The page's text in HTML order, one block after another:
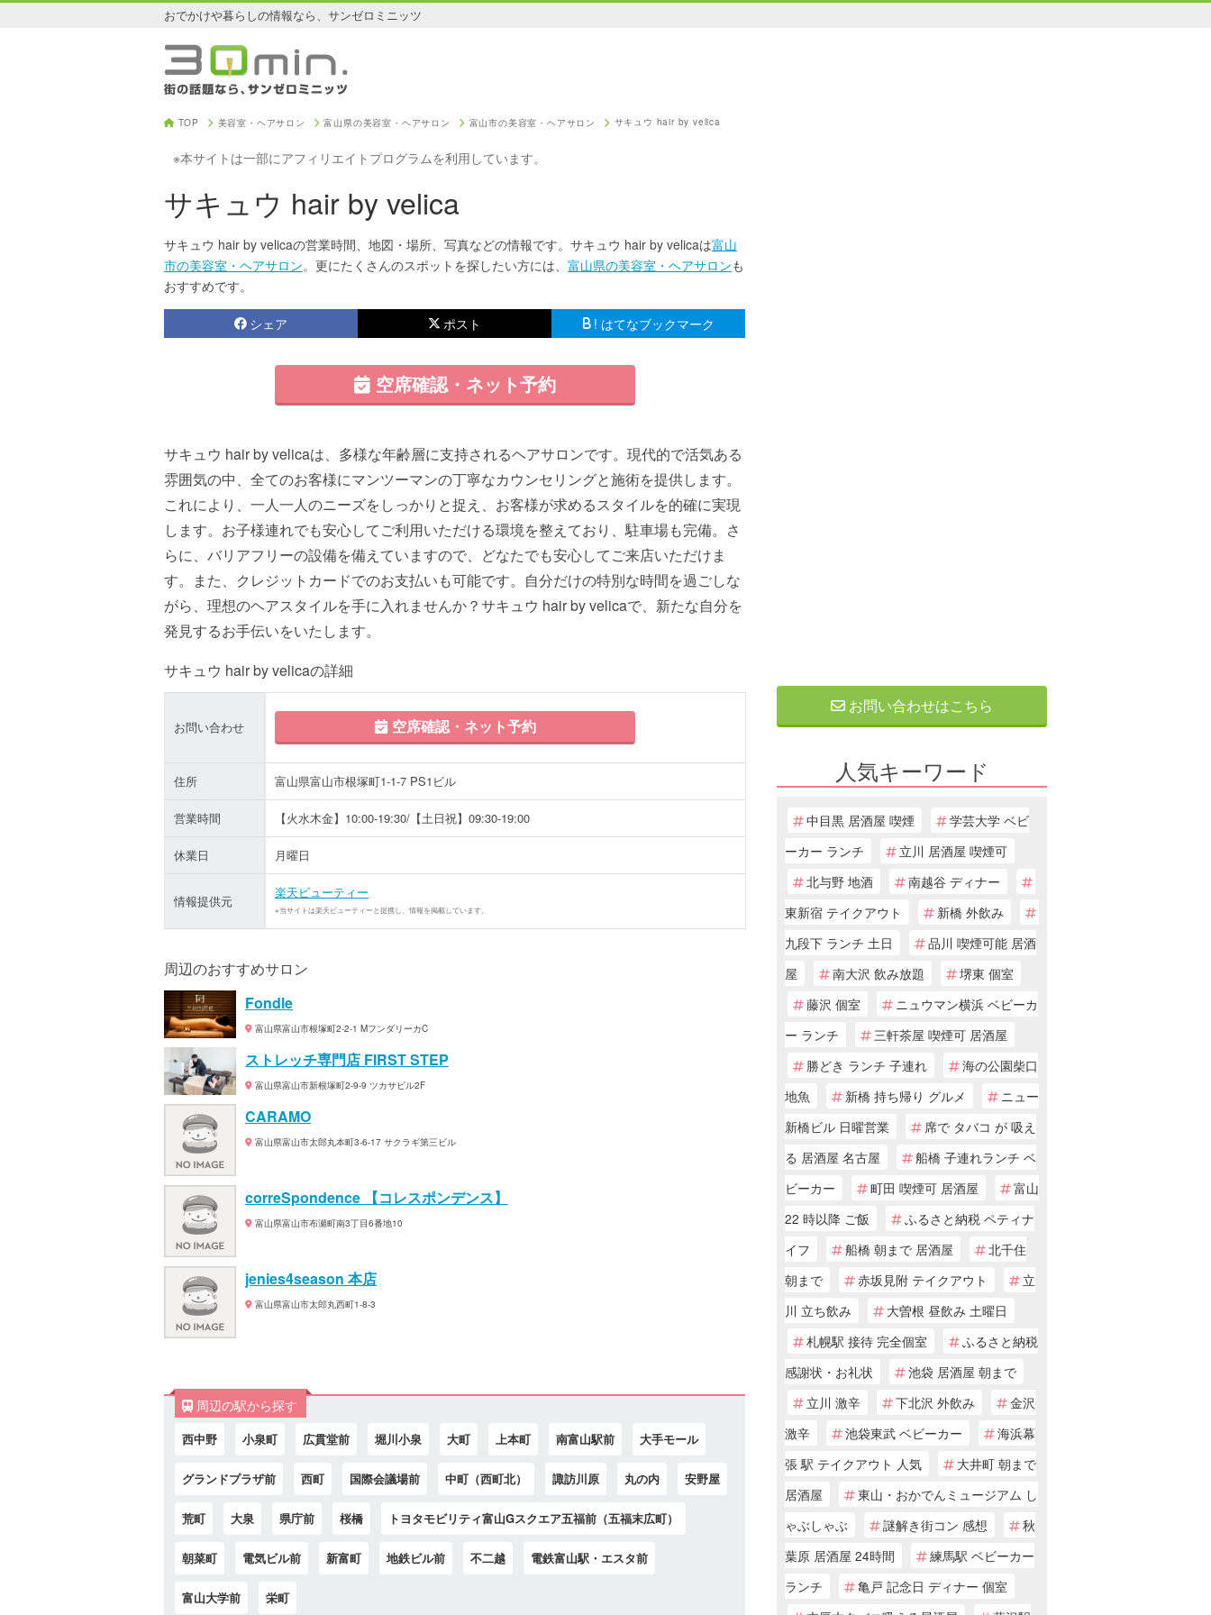
おでかけや暮らしの情報なら、サンゼロミニッツ
TOP 美容室・ヘアサロン 富山県の美容室・ヘアサロン 富山市の美容室・ヘアサロン サキュウ hair by velica
※本サイトは一部にアフィリエイトプログラムを利用しています。
サキュウ hair by velica
サキュウ hair by velicaの営業時間、地図・場所、写真などの情報です。サキュウ hair by velicaは富山
市の美容室・ヘアサロン。更にたくさんのスポットを探したい方には、 富山県の美容室・ヘアサロンも
おすすめです。
シェア ポスト ! はてなブックマーク
空席確認・ネット予約
サキュウ hair by velicaは、多様な年齢層に支持されるヘアサロンです。現代的で活気ある
雰囲気の中、全てのお客様にマンツーマンの丁寧なカウンセリングと施術を提供します。
これにより、一人一人のニーズをしっかりと捉え、お客様が求めるスタイルを的確に実現
します。お子様連れでも安心してご利用いただける環境を整えており、駐車場も完備。さ
らに、バリアフリーの設備を備えていますので、どなたでも安心してご来店いただけま
す。また、クレジットカードでのお支払いも可能です。自分だけの特別な時間を過ごしな
がら、理想のヘアスタイルを手に入れませんか？サキュウ hair by velicaで、新たな自分を
発見するお手伝いをいたします。
サキュウ hair by velicaの詳細
お問い合わせ 空席確認・ネット予約
住所 富山県富山市根塚町1-1-7 PS1ビル
営業時間 【火水木金】10:00-19:30/【土日祝】09:30-19:00
休業日 月曜日
情報提供元
楽天ビューティー
※当サイトは楽天ビューティーと提携し、情報を掲載しています。
周辺のおすすめサロン
Fondle
富山県富山市根塚町2-2-1 MフンダリーカC
ストレッチ専門店 FIRST STEP
富山県富山市新根塚町2-9-9 ツカサビル2F
CARAMO
富山県富山市太郎丸本町3-6-17 サクラギ第三ビル
correSpondence 【コレスポンデンス】
富山県富山市布瀬町南3丁目6番地10
jenies4season 本店
富山県富山市太郎丸西町1-8-3
周辺の駅から探す
西中野 小泉町 広貫堂前 堀川小泉 大町 上本町 南富山駅前 大手モール
グランドプラザ前 西町 国際会議場前 中町（西町北） 諏訪川原 丸の内 安野屋
荒町 大泉 県庁前 桜橋 トヨタモビリティ富山Gスクエア五福前（五福末広町）
朝菜町 電気ビル前 新富町 地鉄ビル前 不二越 電鉄富山駅・エスタ前
富山大学前 栄町
お問い合わせはこちら
人気キーワード
中目黒 居酒屋 喫煙
学芸大学 ベビ
ーカー ランチ
立川 居酒屋 喫煙可
北与野 地酒
南越谷 ディナー
東新宿 テイクアウト
新橋 外飲み
九段下 ランチ 土日
品川 喫煙可能 居酒
屋
南大沢 飲み放題
堺東 個室
藤沢 個室
ニュウマン横浜 ベビーカ
ー ランチ
三軒茶屋 喫煙可 居酒屋
勝どき ランチ 子連れ
海の公園柴口
地魚
新橋 持ち帰り グルメ
ニュー
新橋ビル 日曜営業
席で タバコ が 吸え
る 居酒屋 名古屋
船橋 子連れランチ ベ
ビーカー
町田 喫煙可 居酒屋
富山
22 時以降 ご飯
ふるさと納税 ペティナ
イフ
船橋 朝まで 居酒屋
北千住
朝まで
赤坂見附 テイクアウト
立
川 立ち飲み
大曽根 昼飲み 土曜日
札幌駅 接待 完全個室
ふるさと納税
感謝状・お礼状
池袋 居酒屋 朝まで
立川 激辛
下北沢 外飲み
金沢
激辛
池袋東武 ベビーカー
海浜幕
張 駅 テイクアウト 人気
大井町 朝まで
居酒屋
東山・おかでんミュージアム し
ゃぶしゃぶ
謎解き街コン 感想
秋
葉原 居酒屋 24時間
練馬駅 ベビーカー
ランチ
亀戸 記念日 ディナー 個室